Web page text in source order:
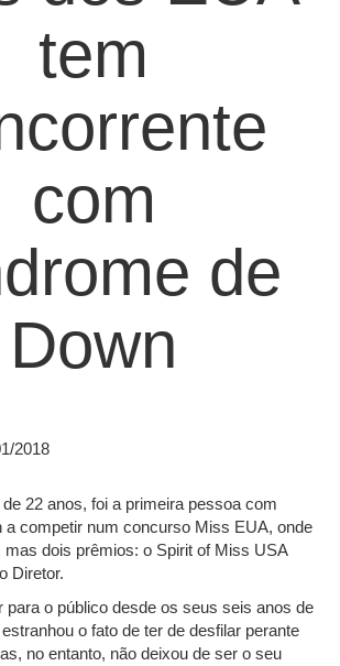
tem
com
de
Down
2018
de 22 anos, foi a primeira pessoa com
a competir num concurso Miss EUA, onde
mas dois prêmios: o Spirit of Miss USA
Diretor.
para o público desde os seus seis anos de
o fato de ter de desfilar perante
no entanto, não deixou de ser o seu